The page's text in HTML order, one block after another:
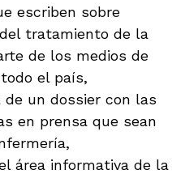
escriben sobre
tratamiento de la
de los medios de
el país,
de un dossier con las
en prensa que sean
área informativa de la